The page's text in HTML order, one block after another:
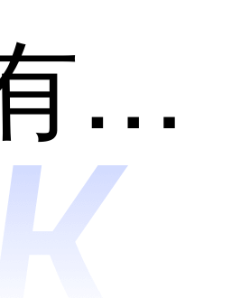
高
共有分类：开发者工具